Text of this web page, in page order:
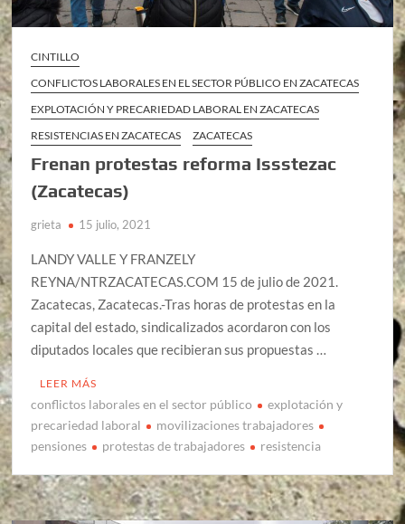
CINTILLO
CONFLICTOS LABORALES EN EL SECTOR PÚBLICO EN ZACATECAS
EXPLOTACIÓN Y PRECARIEDAD LABORAL EN ZACATECAS
RESISTENCIAS EN ZACATECAS
ZACATECAS
Frenan protestas reforma Issstezac
(Zacatecas)
grieta 15 julio, 2021
LANDY VALLE Y FRANZELY
REYNA/NTRZACATECAS.COM 15 de julio de 2021.
Zacatecas, Zacatecas.-Tras horas de protestas en la
capital del estado, sindicalizados acordaron con los
diputados locales que recibieran sus propuestas …
LEER MÁS
conflictos laborales en el sector público
explotación y
precariedad laboral
movilizaciones trabajadores
pensiones
protestas de trabajadores resistencia